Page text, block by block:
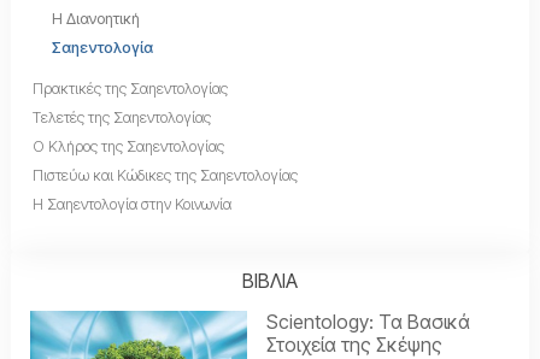
Η Διανοητική
Σαηεντολογία
Πρακτικές της Σαηεντολογίας
Τελετές της Σαηεντολογίας
Ο Κλήρος της Σαηεντολογίας
Πιστεύω και Κώδικες της Σαηεντολογίας
Η Σαηεντολογία στην Κοινωνία
ΒΙΒΛΙΑ
Scientology: Τα Βασικά
Στοιχεία της Σκέψης